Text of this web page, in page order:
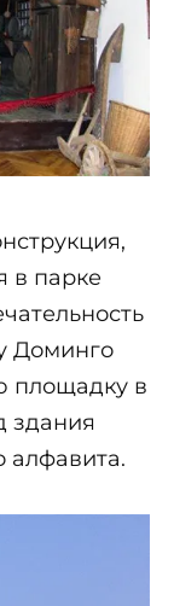
в парке
Доминго
площадку в
здания
алфавита.